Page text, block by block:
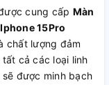
cung cấp Màn
15Pro
chất lượng đảm
cả các loại linh
được minh bạch